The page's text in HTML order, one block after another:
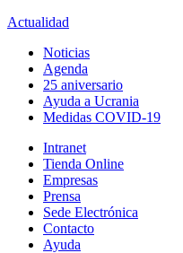
Actualidad
Noticias
Agenda
25 aniversario
Ayuda a Ucrania
Medidas COVID-19
Intranet
Tienda Online
Empresas
Prensa
Sede Electrónica
Contacto
Ayuda